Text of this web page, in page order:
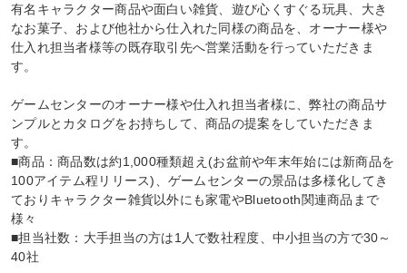
有名キャラクター商品や面白い雑貨、遊び心くすぐる玩具、大き
なお菓子、および他社から仕入れた同様の商品を、オーナー様や
仕入れ担当者様等の既存取引先へ営業活動を行っていただきま
す。
ゲームセンターのオーナー様や仕入れ担当者様に、弊社の商品サ
ンプルとカタログをお持ちして、商品の提案をしていただきま
す。
■商品：商品数は約1,000種類超え(お盆前や年末年始には新商品を
100アイテム程リリース)、ゲームセンターの景品は多様化してき
ておりキャラクター雑貨以外にも家電やBluetooth関連商品まで
様々
■担当社数：大手担当の方は1人で数社程度、中小担当の方で30～
40社